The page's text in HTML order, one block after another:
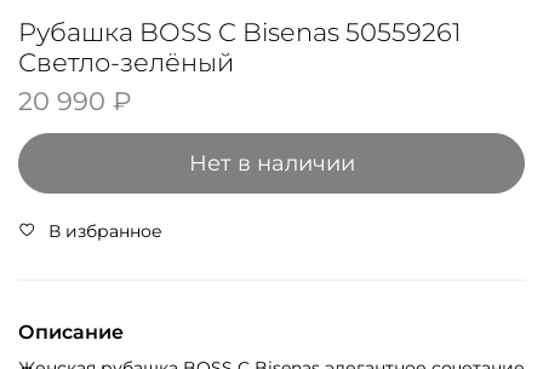
Рубашка BOSS C Bisenas 50559261
Светло-зелёный
20 990 ₽
Нет в наличии
В избранное
Описание